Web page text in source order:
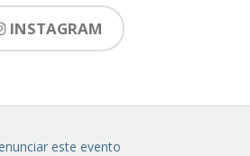
INSTAGRAM
este evento